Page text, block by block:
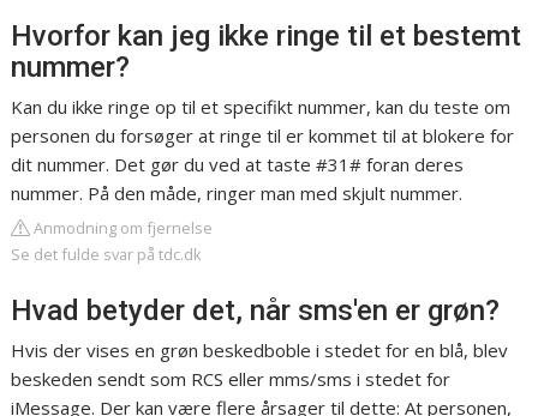
Hvorfor kan jeg ikke ringe til et bestemt
nummer?
Kan du ikke ringe op til et specifikt nummer, kan du teste om
personen du forsøger at ringe til er kommet til at blokere for
dit nummer. Det gør du ved at taste #31# foran deres
nummer. På den måde, ringer man med skjult nummer.
Anmodning om fjernelse
Se det fulde svar på tdc.dk
Hvad betyder det, når sms'en er grøn?
Hvis der vises en grøn beskedboble i stedet for en blå, blev
beskeden sendt som RCS eller mms/sms i stedet for
iMessage. Der kan være flere årsager til dette: At personen,